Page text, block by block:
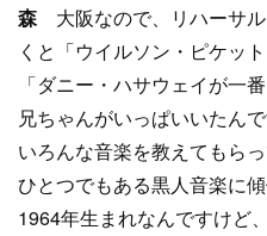
森 大阪なので、リハーサ
くと「ウイルソン・ピケッ
「ダニー・ハサウェイが一
兄ちゃんがいっぱいいたん
いろんな音楽を教えてもら
ひとつでもある黒人音楽に
1964年生まれなんですけど